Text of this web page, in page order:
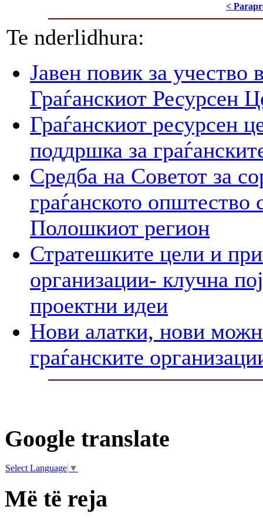
<
Te nderlidhura:
Јавен повик за учество
Граѓанскиот Ресурсен
Граѓанскиот ресурсен
поддршка за
Средба на Советот за
граѓанското општество
Полошкиот регион
Стратешките цели и
организации- клучна
проектни идеи
Нови алатки, нови
граѓанските
Google translate
Select Language ▼
Më të reja